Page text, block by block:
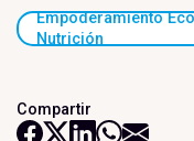
Empoderamiento
Nutrición
Compartir